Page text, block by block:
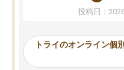
ないのは私たち講師の責任
ってくださり、確かに！
ったんですが、学生の先生
み、徐々に成績が上がった
投稿日：
トライのオンライン個